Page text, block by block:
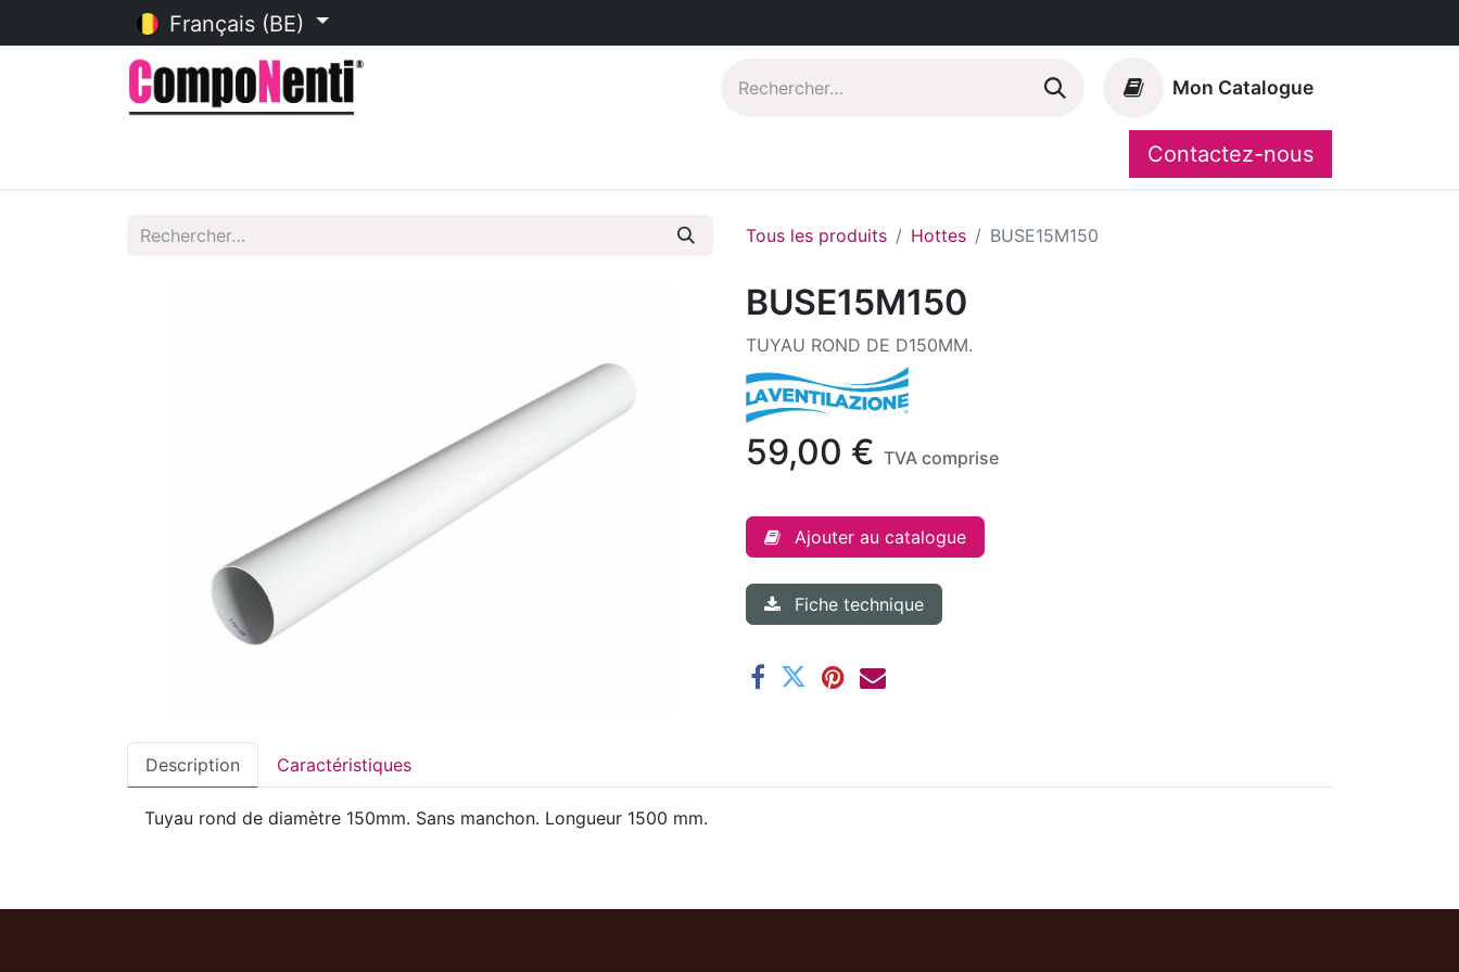
Français (BE)
Mon Catalogue
CompoShop
Contactez-nous
Tous les produits Hottes BUSE15M150
BUSE15M150
TUYAU ROND DE D150MM.
59,00 € TVA comprise
Ajouter au catalogue
Fiche technique
Description Caractéristiques
Tuyau rond de diamètre 150mm. Sans manchon. Longueur 1500 mm.